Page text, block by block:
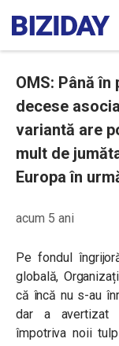
OMS: Până
decese
variantă are
mult de
Europa în
acum 5 ani
Pe fondul
globală,
că încă nu s-au
dar a avertizat
împotriva noii